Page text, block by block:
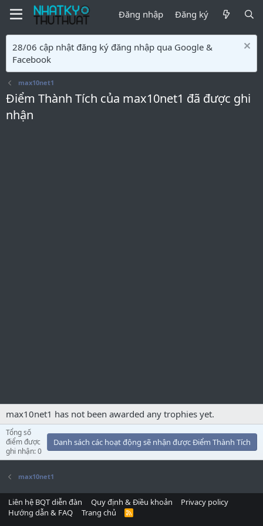
Đăng nhập Đăng ký
28/06 cập nhật đăng ký đăng nhập qua Google &
Facebook
max10net1
Điểm Thành Tích của max10net1 đã được ghi
nhận
max10net1 has not been awarded any trophies yet.
Tổng số
điểm được
ghi nhận: 0
Danh sách các hoạt động sẽ nhận được Điểm Thành Tích
max10net1
Liên hệ BQT diễn đàn Quy định & Điều khoản
Privacy policy
Hướng dẫn & FAQ
Trang chủ
R